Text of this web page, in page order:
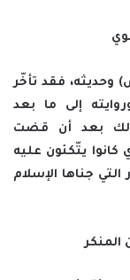
فقد تأخّر
إلى ما بعد
ذلك بعد أن قضت
يتّكئون عليه
جناها الإسلام
المنكر